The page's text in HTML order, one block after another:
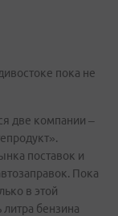
пока не
две компании –
поставок и
Пока
в этой
бензина